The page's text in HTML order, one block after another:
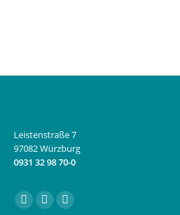
Leistenstraße 7
97082 Würzburg
0931 32 98 70-0
Finden Sie uns auf:
FacebookInstagram
E-